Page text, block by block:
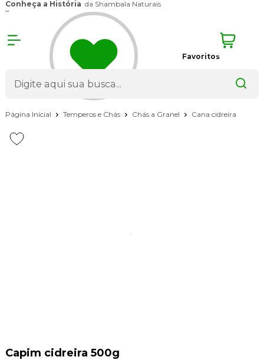
Conheça a História da Shambala Naturais
x
Favoritos
Página Inicial Temperos e Chás Chás a Granel Cana cidreira
Capim cidreira 500g